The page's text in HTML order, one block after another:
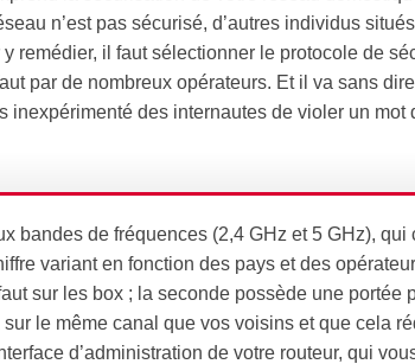
n’est pas sécurisé, d’autres individus
remédier, il faut sélectionner le protocole de
par de nombreux opérateurs. Et il va sans
inexpérimenté des internautes de violer un mot
bandes de fréquences (2,4 GHz et 5 GHz),
variant en fonction des pays et des
sur les box ; la seconde possède une portée
le même canal que vos voisins et que cela
d’administration de votre routeur, qui